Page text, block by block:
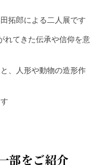
拓郎による二人展です
れてきた伝承や信仰を意
、人形や動物の造形作
部をご紹介